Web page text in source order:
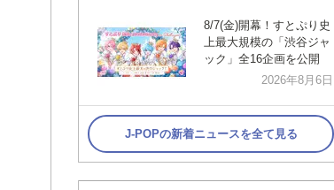
8/7(金)開幕！すとぷり史
上最大規模の「渋谷ジャ
ック」全16企画を公開
2026年8月6日
J-POPの新着ニュースを全て見る